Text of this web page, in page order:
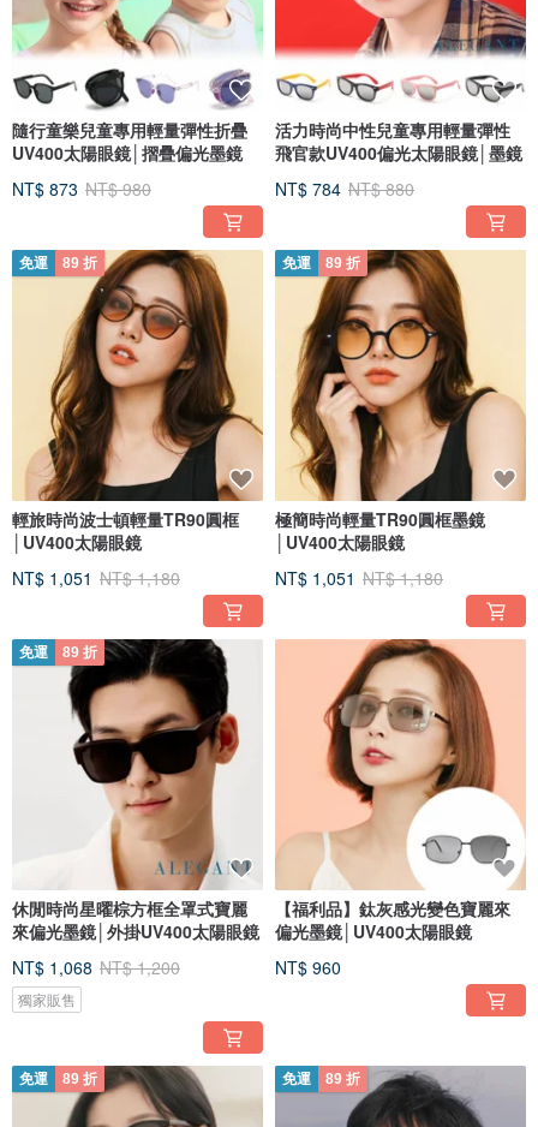
隨行童樂兒童專用輕量彈性折疊
UV400太陽眼鏡│摺疊偏光墨鏡
NT$ 873 NT$ 980
活力時尚中性兒童專用輕量彈性
飛官款UV400偏光太陽眼鏡│墨鏡
NT$ 784 NT$ 880
免運 89 折
輕旅時尚波士頓輕量TR90圓框
│UV400太陽眼鏡
NT$ 1,051 NT$ 1,180
免運 89 折
極簡時尚輕量TR90圓框墨鏡
│UV400太陽眼鏡
NT$ 1,051 NT$ 1,180
免運 89 折
休閒時尚星曜棕方框全罩式寶麗
來偏光墨鏡│外掛UV400太陽眼鏡
NT$ 1,068 NT$ 1,200
獨家販售
【福利品】鈦灰感光變色寶麗來
偏光墨鏡│UV400太陽眼鏡
NT$ 960
免運 89 折 免運 89 折